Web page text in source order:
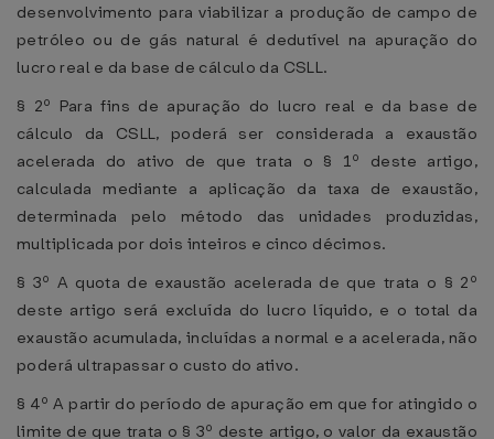
desenvolvimento para viabilizar a produção de campo de
petróleo ou de gás natural é dedutível na apuração do
lucro real e da base de cálculo da CSLL.
§ 2º Para fins de apuração do lucro real e da base de
cálculo da CSLL, poderá ser considerada a exaustão
acelerada do ativo de que trata o § 1º deste artigo,
calculada mediante a aplicação da taxa de exaustão,
determinada pelo método das unidades produzidas,
multiplicada por dois inteiros e cinco décimos.
§ 3º A quota de exaustão acelerada de que trata o § 2º
deste artigo será excluída do lucro líquido, e o total da
exaustão acumulada, incluídas a normal e a acelerada, não
poderá ultrapassar o custo do ativo.
§ 4º A partir do período de apuração em que for atingido o
limite de que trata o § 3º deste artigo, o valor da exaustão